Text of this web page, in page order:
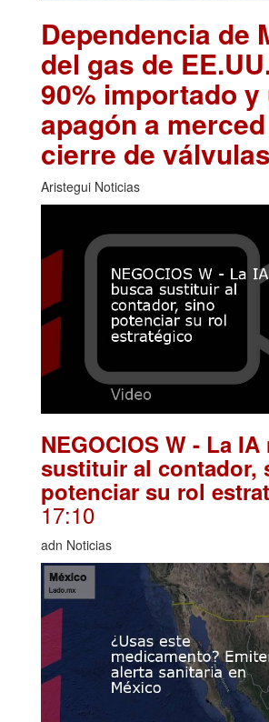
Dependencia de
del gas de
90% importado y
apagón a
cierre de válvulas
Aristegui Noticias
NEGOCIOS W - La
sustituir al contador,
potenciar su rol
17:10
adn Noticias